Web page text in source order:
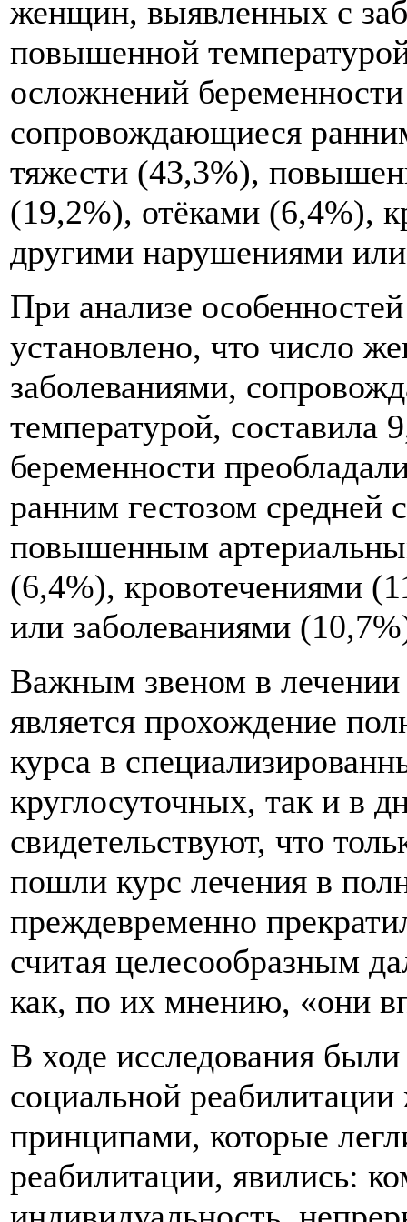
женщин, выявленных с
повышенной
осложнений
сопровождающиеся
тяжести (43,3%),
(19,2%), отёками (6,4%),
другими нарушениями
При анализе
установлено, что число
заболеваниями,
температурой,
беременности
ранним гестозом средней
повышенным
(6,4%), кровотечениями
или заболеваниями
Важным звеном в лечении
является прохождение
курса в
круглосуточных, так и в
свидетельствуют, что
пошли курс лечения в
преждевременно
считая целесообразным
как, по их мнению, «они
В ходе исследования
социальной
принципами, которые
реабилитации, явились: